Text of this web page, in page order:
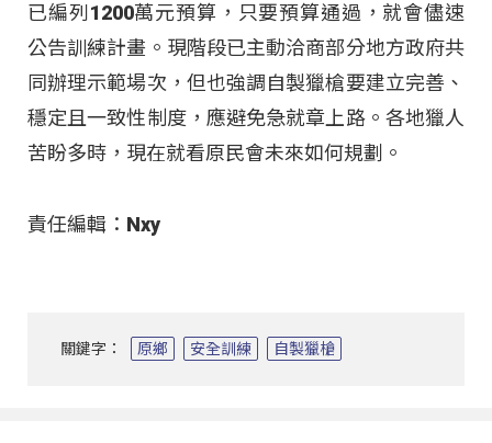
已編列1200萬元預算，只要預算通過，就會儘速
公告訓練計畫。現階段已主動洽商部分地方政府共
同辦理示範場次，但也強調自製獵槍要建立完善、
穩定且一致性制度，應避免急就章上路。各地獵人
苦盼多時，現在就看原民會未來如何規劃。
責任編輯：Nxy
關鍵字： 原鄉 安全訓練 自製獵槍